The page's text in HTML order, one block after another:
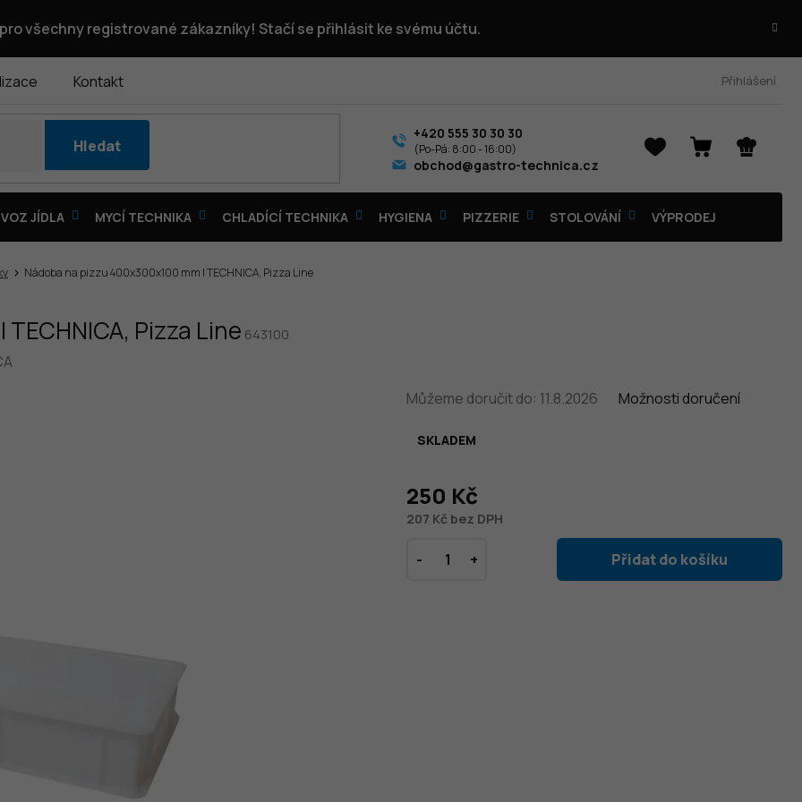
pro všechny registrované zákazníky! Stačí se přihlásit ke svému účtu.
Kontakt Přihlášení
Hledat
NÁKUPNÍ
+420 555 30 30 30
obchod@gastro-technica.cz
JÍDLA MYCÍ TECHNIKA CHLADÍCÍ TECHNIKA HYGIENA PIZZERIE STOLOVÁNÍ VÝPRODEJ
Nádoba na pizzu 400x300x100 mm | TECHNICA, Pizza Line
Pizza Line 643100
250 Kč
207 Kč bez DPH
SKLADEM
Můžeme doručit do: 11.8.2026 Možnosti doručení
Přidat do košíku